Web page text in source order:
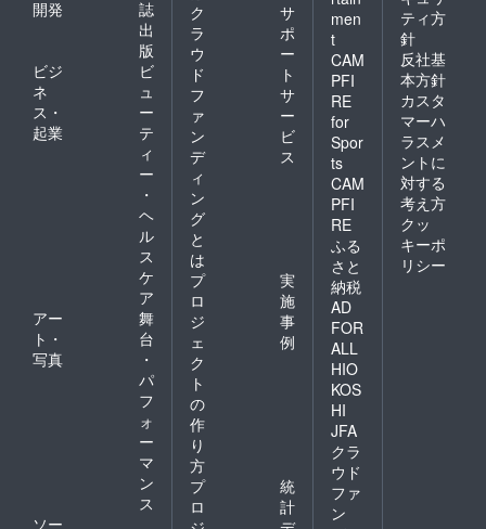
開発
誌
出
版
ビジ
ネ
ス・
起業
ビ
ュ
ー
テ
ィ
ー
・
ヘ
ル
ス
ケ
ア
アー
ト・
写真
舞
台
・
パ
フ
ォ
ー
マ
ン
ス
ソー
ク
ラ
ウ
ド
フ
ァ
ン
デ
ィ
ン
グ
と
は
サ
ポ
ー
ト
サ
ー
ビ
ス
プ
ロ
ジ
ェ
ク
ト
の
作
り
方
実
施
事
例
プ
ロ
統
計
men
t
CAM
PFI
RE
for
Spor
ts
CAM
PFI
RE
ふる
さと
納税
AD
FOR
ALL
HIO
KOS
HI
JFA
クラ
ウド
ファ
ン
ティ方
針
反社基
本方針
カスタ
マーハ
ラスメ
ントに
対する
考え方
クッ
キーポ
リシー